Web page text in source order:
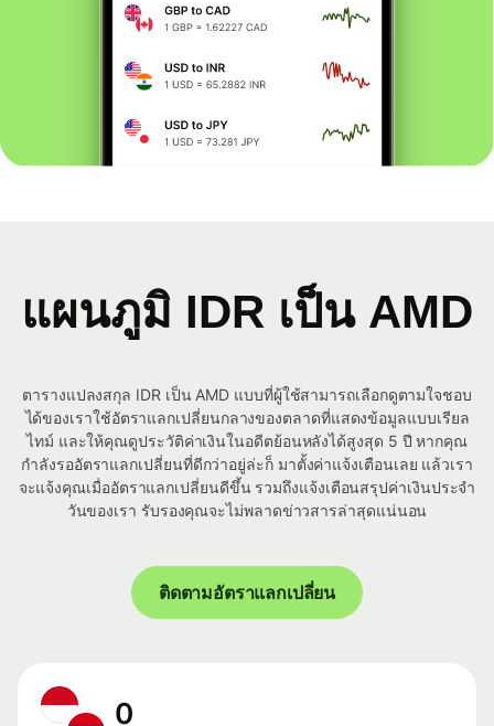
แผนภูมิ IDR เป็น AMD
ตารางแปลงสกุล IDR เป็น AMD แบบที่ผู้ใช้สามารถเลือกดูตามใจชอบ
ได้ของเราใช้อัตราแลกเปลี่ยนกลางของตลาดที่แสดงข้อมูลแบบเรียล
ไทม์ และให้คุณดูประวัติค่าเงินในอดีตย้อนหลังได้สูงสุด 5 ปี หากคุณ
กำลังรออัตราแลกเปลี่ยนที่ดีกว่าอยู่ล่ะก็ มาตั้งค่าแจ้งเตือนเลย แล้วเรา
จะแจ้งคุณเมื่ออัตราแลกเปลี่ยนดีขึ้น รวมถึงแจ้งเตือนสรุปค่าเงินประจำ
วันของเรา รับรองคุณจะไม่พลาดข่าวสารล่าสุดแน่นอน
ติดตามอัตราแลกเปลี่ยน
0